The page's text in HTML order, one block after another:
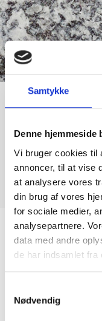
Samtykke
Denne hjemmeside
Vi bruger cookies til
annoncer, til at vise
at analysere vores
din brug af vores
for sociale medier,
analysepartnere.
data med andre
de har indsamlet fra
Nødvendig
Overflade:
Anvendelse: